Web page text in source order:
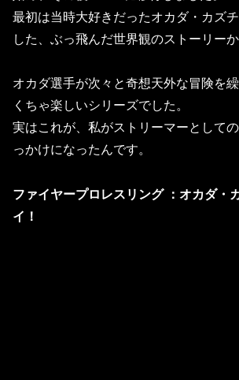
最初は当時大好きだったオカダ・カズ
した、ぶっ飛んだ世界観のストーリーか
オカダ選手が次々と奇想天外な冒険を
くちゃ楽しいシリーズでした。
実はこれが、私がストリーマーとして
っかけになったんです。
ファイヤープロレスリング ：オカダ・
イ！